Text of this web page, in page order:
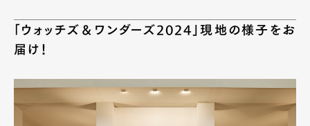
「ウォッチズ＆ワンダーズ2024」現地の様子をお
届け！